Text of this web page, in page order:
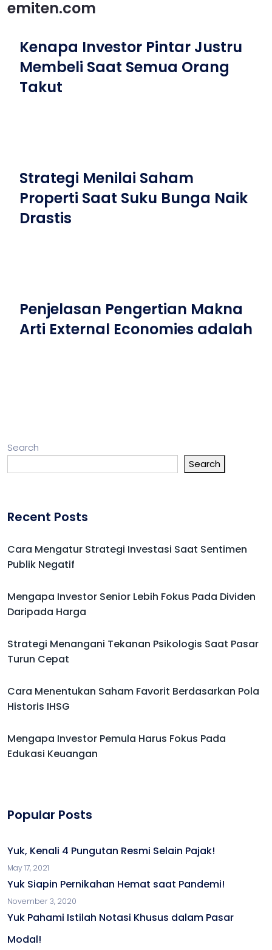
emiten.com
Kenapa Investor Pintar Justru
Membeli Saat Semua Orang
Takut
Strategi Menilai Saham
Properti Saat Suku Bunga Naik
Drastis
Penjelasan Pengertian Makna
Arti External Economies adalah
Search
Search
Recent Posts
Cara Mengatur Strategi Investasi Saat Sentimen
Publik Negatif
Mengapa Investor Senior Lebih Fokus Pada Dividen
Daripada Harga
Strategi Menangani Tekanan Psikologis Saat Pasar
Turun Cepat
Cara Menentukan Saham Favorit Berdasarkan Pola
Historis IHSG
Mengapa Investor Pemula Harus Fokus Pada
Edukasi Keuangan
Popular Posts
Yuk, Kenali 4 Pungutan Resmi Selain Pajak!
May 17, 2021
Yuk Siapin Pernikahan Hemat saat Pandemi!
November 3, 2020
Yuk Pahami Istilah Notasi Khusus dalam Pasar
Modal!